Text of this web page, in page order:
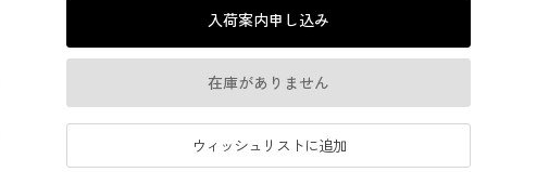
入荷案内申し込み
在庫がありません
ウィッシュリストに追加